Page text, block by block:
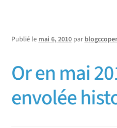
Publié lemai 6, 2010 par
Or en mai
envolée